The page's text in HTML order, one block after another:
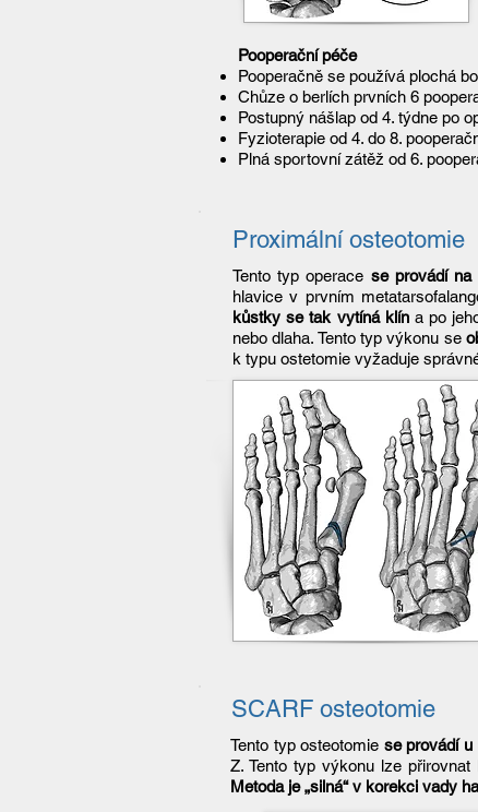
Pooperační péče
Pooperačně se používá plochá
Chůze o berlích prvních 6
Postupný nášlap od 4. týdne po
Fyzioterapie od 4. do 8.
Plná sportovní zátěž od 6.
Proximální osteotomie
Tento typ operace se provádí na
hlavice v prvním
kůstky se tak vytíná klína po
nebo dlaha. Tento typ výkonu se
k typu ostetomie vyžaduje
SCARF osteotomie
Tento typ osteotomie se provádí
Z. Tento typ výkonu lze
Metoda je „silná“ v korekci vady